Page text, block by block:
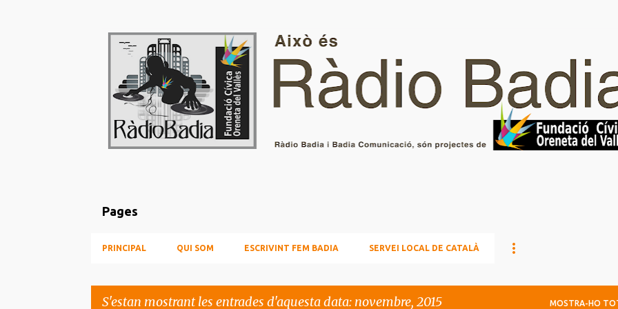
Pages
PRINCIPAL QUI SOM ESCRIVINT FEM BADIA SERVEI LOCAL DE CATALÀ
S'estan mostrant les entrades d'aquesta data: novembre, 2015 MOSTRA-HO